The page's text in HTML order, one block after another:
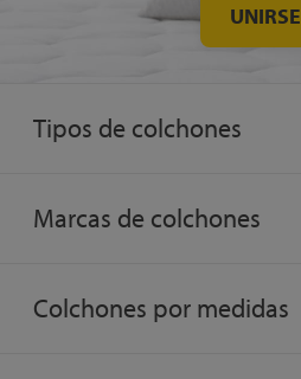
UNIRSE
Tipos de colchones
Marcas de colchones
Colchones por medidas